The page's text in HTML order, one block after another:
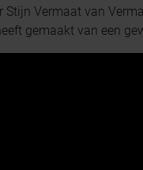
Stijn Vermaat van
gemaakt van een